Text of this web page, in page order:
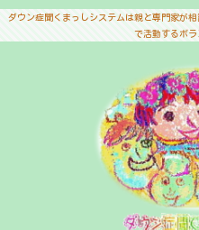
ダウン症聞くまっしシステムは親と専門家が
で活動するボ